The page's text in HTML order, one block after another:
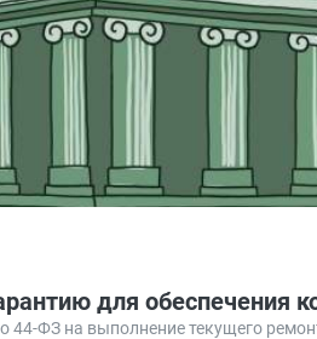
для обеспечения
44-ФЗ на выполнение текущего